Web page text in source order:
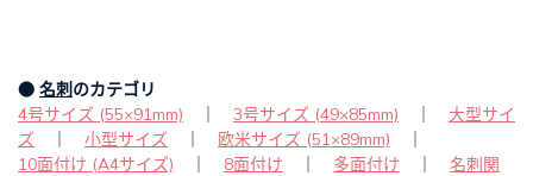
● 名刺 のカテゴリ
4号サイズ (55×91mm)
3号サイズ (49×85mm)
大型サイ
ズ
小型サイズ 欧米サイズ (51×89mm)
10面付け (A4サイズ)
8面付け 多面付け
名刺関